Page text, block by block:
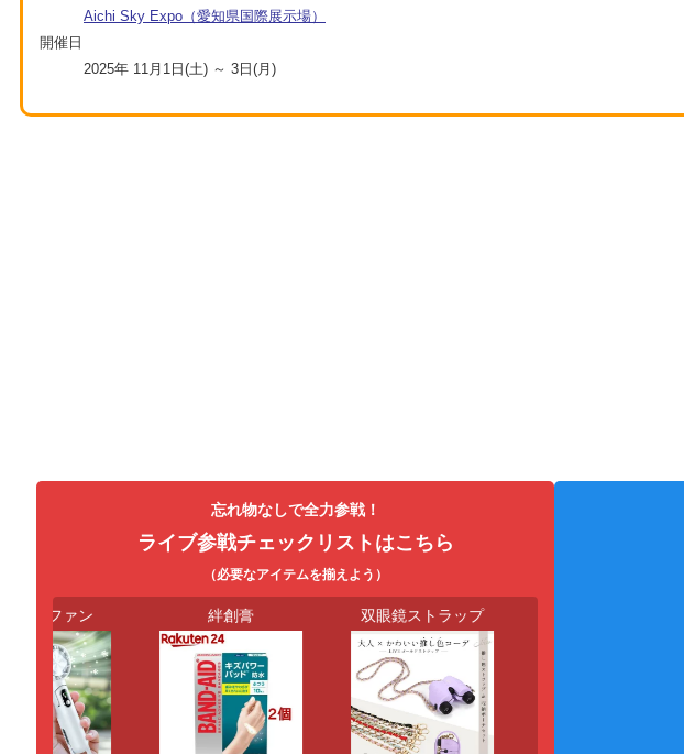
Aichi Sky Expo（愛知県国際展示場）
開催日
2025年 11月1日(土) ～ 3日(月)
忘れ物なしで全力参戦！
ライブ参戦チェックリストはこちら
（必要なアイテムを揃えよう）
ィファン 絆創膏 双眼鏡ストラップ